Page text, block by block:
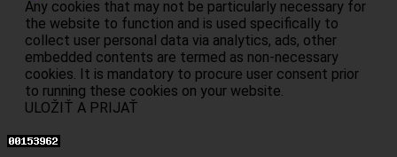
Any cookies that may not be particularly necessary for
the website to function and is used specifically to
collect user personal data via analytics, ads, other
embedded contents are termed as non-necessary
cookies. It is mandatory to procure user consent prior
to running these cookies on your website.
ULOŽIŤ A PRIJAŤ